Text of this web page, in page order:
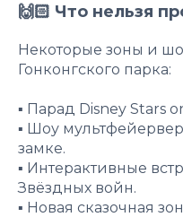
🙌🏻 Что нельзя
Некоторые зоны и
Гонконгского парка:
▪️ Парад Disney Stars
▪️ Шоу
замке.
▪️ Интерактивные
Звёздных войн.
▪️ Новая сказочная